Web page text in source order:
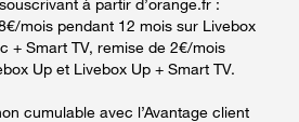
mois pendant 12 mois sur Livebox
+ Smart TV, remise de 2€/mois
Up et Livebox Up + Smart TV.
cumulable avec l’Avantage client